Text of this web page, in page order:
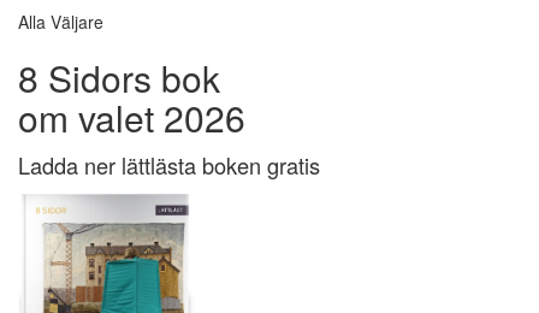
Alla Väljare
8 Sidors bok
om valet 2026
Ladda ner lättlästa boken gratis